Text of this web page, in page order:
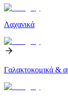
Λαχανικά
Γαλακτοκομικά &